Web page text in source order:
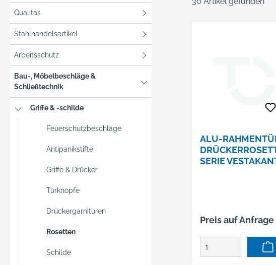
Qualitas
Stahlhandelsartikel
Arbeitsschutz
Bau-, Möbelbeschläge &
Schließtechnik
Griffe & -schilde
Feuerschutzbeschläge
Antipanikstifte
Griffe & Drücker
Türknöpfe
Drückergarnituren
Rosetten
Schilde
ALU-
SERIE
Preis auf Anfrage